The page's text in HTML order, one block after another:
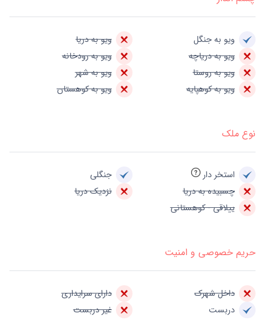
ویو به جنگل
ویو به دریا
ویو به دریاچه
ویو به رودخانه
ویو به روستا
ویو به شهر
ویو به کوهپایه
ویو به کوهستان
نوع ملک
استخر دار
جنگلی
چسبیده به دریا
نزدیک دریا
ییلاقی - کوهستانی
حریم خصوصی و امنیت
داخل شهرک
دارای سرایداری
دربست
غیر دربست